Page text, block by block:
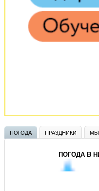
ПОГОДА ПРАЗДНИКИ МЫ
ПОГОДА В